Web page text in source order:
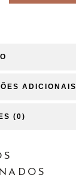
ADICIONAIS
(0)